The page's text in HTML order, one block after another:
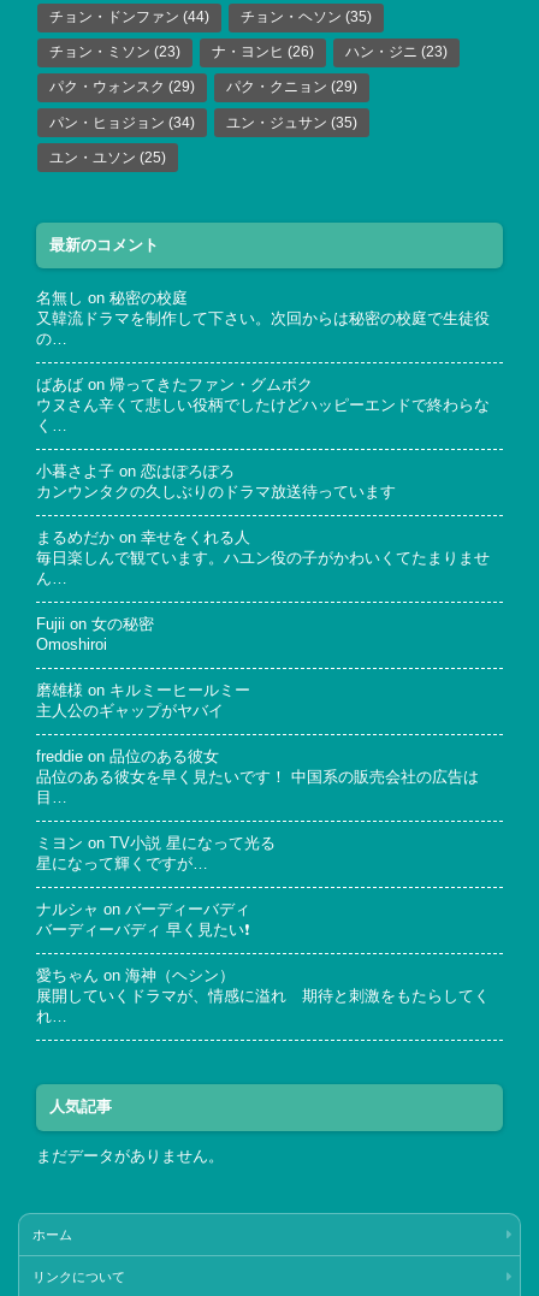
チョン・ドンファン (44) チョン・ヘソン (35)
チョン・ミソン (23) ナ・ヨンヒ (26) ハン・ジニ (23)
パク・ウォンスク (29) パク・クニョン (29)
パン・ヒョジョン (34) ユン・ジュサン (35)
ユン・ユソン (25)
最新のコメント
名無し on 秘密の校庭
又韓流ドラマを制作して下さい。次回からは秘密の校庭で生徒役
の…
ばあば on 帰ってきたファン・グムボク
ウヌさん辛くて悲しい役柄でしたけどハッピーエンドで終わらな
く…
小暮さよ子 on 恋はぽろぽろ
カンウンタクの久しぶりのドラマ放送待っています
まるめだか on 幸せをくれる人
毎日楽しんで観ています。ハユン役の子がかわいくてたまりませ
ん…
Fujii on 女の秘密
Omoshiroi
磨雄様 on キルミーヒールミー
主人公のギャップがヤバイ
freddie on 品位のある彼女
品位のある彼女を早く見たいです！ 中国系の販売会社の広告は
目…
ミヨン on TV小説 星になって光る
星になって輝くですが…
ナルシャ on バーディーバディ
バーディーバディ 早く見たい❗
愛ちゃん on 海神（ヘシン）
展開していくドラマが、情感に溢れ 期待と刺激をもたらしてく
れ…
人気記事
まだデータがありません。
ホーム
リンクについて